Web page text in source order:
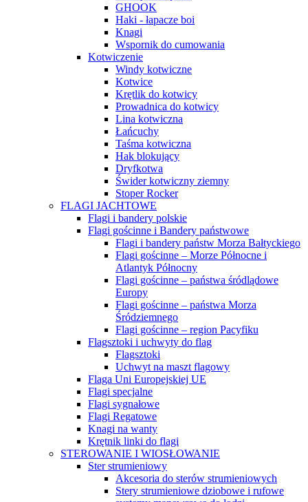
GHOOK
Haki - łapacze boi
Knagi
Wspornik do cumowania
Kotwiczenie
Windy kotwiczne
Kotwice
Krętlik do kotwicy
Prowadnica do kotwicy
Lina kotwiczna
Łańcuchy
Taśma kotwiczna
Hak blokujący
Dryfkotwa
Świder kotwiczny ziemny
Stoper Rocker
FLAGI JACHTOWE
Flagi i bandery polskie
Flagi gościnne i Bandery państwowe
Flagi i bandery państw Morza Bałtyckiego
Flagi gościnne – Morze Północne i
Atlantyk Północny
Flagi gościnne – państwa śródlądowe
Europy
Flagi gościnne – państwa Morza
Śródziemnego
Flagi gościnne – region Pacyfiku
Flagsztoki i uchwyty do flag
Flagsztoki
Uchwyt na maszt flagowy
Flaga Uni Europejskiej UE
Flagi specjalne
Flagi sygnałowe
Flagi Regatowe
Knagi na wanty
Krętnik linki do flagi
STEROWANIE I WIOSŁOWANIE
Ster strumieniowy
Akcesoria do sterów strumieniowych
Stery strumieniowe dziobowe i rufowe